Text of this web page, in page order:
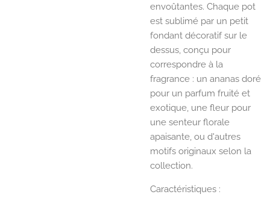
envoûtantes. Chaque pot
est sublimé par un petit
fondant décoratif sur le
dessus, conçu pour
correspondre à la
fragrance : un ananas doré
pour un parfum fruité et
exotique, une fleur pour
une senteur florale
apaisante, ou d'autres
motifs originaux selon la
collection.
Caractéristiques :